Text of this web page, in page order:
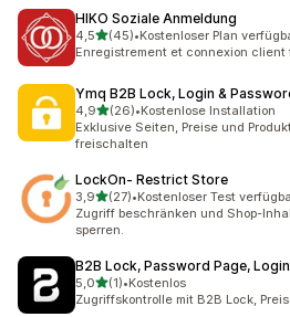
HIKO Soziale Anmeldung
4,5von 5 Sternen
(45)
45 Rezensionen insgesamt
•Kostenloser Plan
Enregistrement et connexion
Ymq B2B Lock, Login &
4,9von 5 Sternen
(26)
26 Rezensionen insgesamt
•Kostenlose Installation
Exklusive Seiten, Preise und
freischalten
LockOn‑ Restrict Store
3,9von 5 Sternen
(27)
27 Rezensionen insgesamt
•Kostenloser Test
Zugriff beschränken und Shop-
sperren.
B2B Lock, Password Page, Login
5,0von 5 Sternen
(1)
1 Rezensionen insgesamt
•Kostenlos
Zugriffskontrolle mit B2B Lock,